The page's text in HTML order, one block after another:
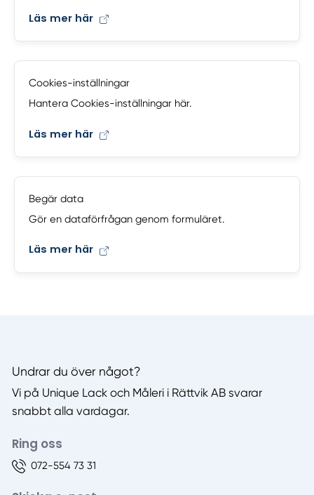
Läs mer här
Cookies-inställningar
Hantera Cookies-inställningar här.
Läs mer här
Begär data
Gör en dataförfrågan genom formuläret.
Läs mer här
Undrar du över något?
Vi på Unique Lack och Måleri i Rättvik AB svarar
snabbt alla vardagar.
Ring oss
072-554 73 31